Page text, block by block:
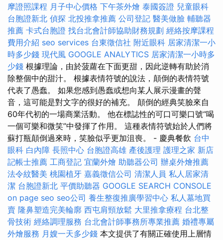
摩證照課程 月子中心價格 下午茶外燴 泰國簽證 兒童眼科
台胞證新北 偵探 北投推拿推薦 公司登記 醫美做臉 輔聽器
推薦 卡式台胞證 找台北會計師協助財務規劃 經絡按摩課程
費用介紹 seo services 台東徵信社 附近眼科 居家清潔一小
時多少錢 現代風 GOOGLE ANALYTICS 居家清潔一小時多
少錢 根據理論，由於菠蘿在下面更甜，因此逆轉有助於消
除整個中的甜汁。 根據表情符號的說法，顛倒的表情符號
代表了愚蠢。 如果您感到愚蠢或想向某人展示漫畫的聲
音，這可能是對文字的很好的補充。 顛倒的經典笑臉來自
60年代初的一場商業活動。 他在標誌性的可口可樂口號“喝
一個可樂和微笑”中發揮了作用。 這種表情符號始於人們將
蘇打瓶顛倒過來時，笑臉似乎更加沮喪。 - 慶典餐飲 台中
眼科 白內障 長照中心 台胞證高雄 產後護理 護理之家 新店
記帳士推薦 工商登記 宜蘭外燴 助聽器公司 辦桌外燴推薦
法令紋醫美 桃園植牙 嘉義徵信公司 清潔人員 私人居家清
潔 台胞證新北 平價助聽器 GOOGLE SEARCH CONSOLE
on page seo seo公司 養生整復推廣學習中心 私人墓地買
賣 隆鼻塑造完美輪廓 西屯肩頸放鬆 大里推拿療程 台北整
骨技術 經絡調理服務 台北會計師事務所專業推薦 婚禮專屬
外燴服務 月嫂一天多少錢 本文提供了有關正確使用上層情